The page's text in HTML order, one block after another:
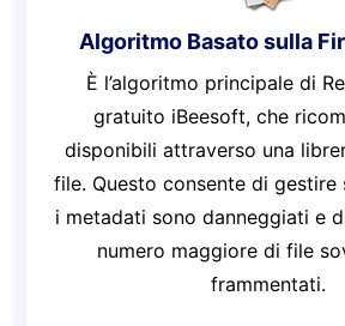
Algoritmo Basato sulla
È l’algoritmo principale di
gratuito iBeesoft, che
disponibili attraverso una
file. Questo consente di gestire
i metadati sono danneggiati e
numero maggiore di file
frammentati.